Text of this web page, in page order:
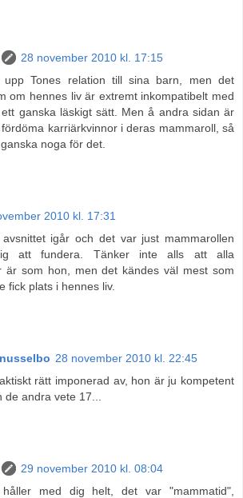
28 november 2010 kl. 17:15
Tones relation till sina barn, men det
om hennes liv är extremt inkompatibelt med
ganska läskigt sätt. Men å andra sidan är
karriärkvinnor i deras mammaroll, så
noga för det.
2010 kl. 17:31
igår och det var just mammarollen
att fundera. Tänker inte alls att alla
är som hon, men det kändes väl mest som
fick plats i hennes liv.
28 november 2010 kl. 22:45
rätt imponerad av, hon är ju kompetent
andra vete 17...
29 november 2010 kl. 08:04
med dig helt, det var "mammatid",